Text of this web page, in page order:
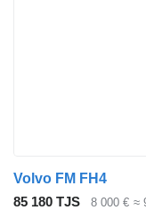
Volvo FM FH4
85 180 TJS
8 000 € ≈